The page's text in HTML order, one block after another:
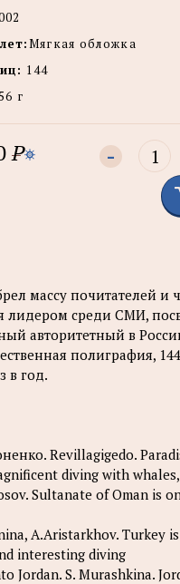
Мягкая обложка
144
г
P -
массу почитателей
лидером среди СМИ,
авторитетный в
полиграфия,
в год.
Revillagigedo.
diving with
Sultanate of Oman is
A.Aristarkhov. Turkey
interesting diving
S. Murashkina.